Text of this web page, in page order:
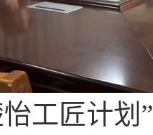
怡工匠计